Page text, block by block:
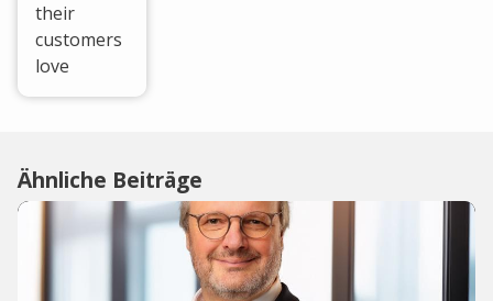
their
customers
love
Ähnliche Beiträge